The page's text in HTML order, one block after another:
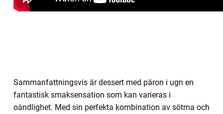
Sammanfattningsvis är dessert med päron i ugn en
fantastisk smaksensation som kan varieras i
oändlighet. Med sin perfekta kombination av sötma och